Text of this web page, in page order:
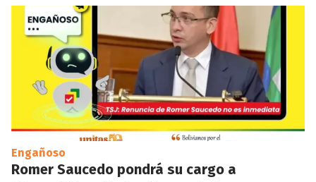
Engañoso
Romer Saucedo pondrá su cargo a